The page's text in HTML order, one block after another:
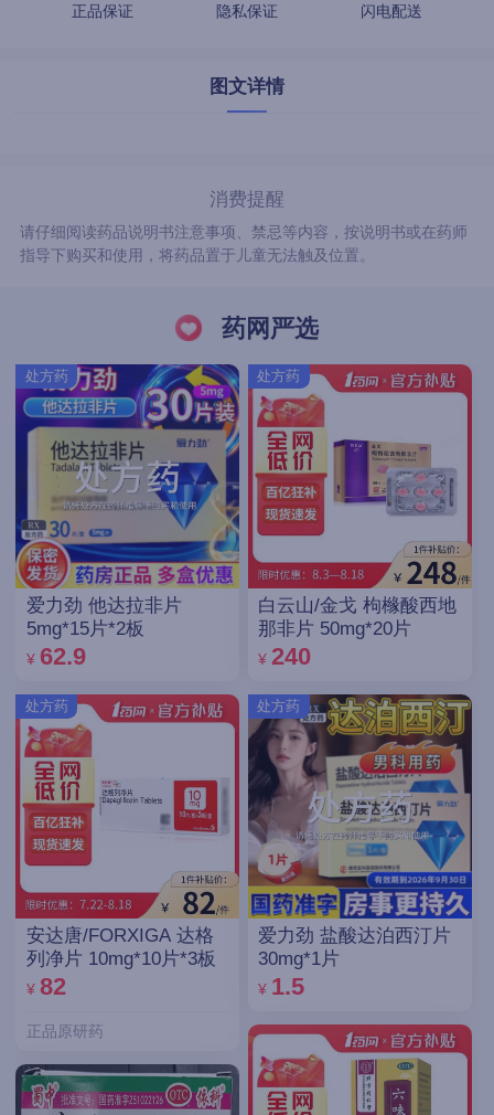
正品保证 隐私保证 闪电配送
图文详情
消费提醒
请仔细阅读药品说明书注意事项、禁忌等内容，按说明书或在药师
指导下购买和使用，将药品置于儿童无法触及位置。
药网严选
处方药
爱力劲 他达拉非片
5mg*15片*2板
¥ 62.9
处方药
安达唐/FORXIGA 达格
列净片 10mg*10片*3板
¥ 82
正品原研药
处方药
白云山/金戈 枸橼酸西地
那非片 50mg*20片
¥ 240
处方药
爱力劲 盐酸达泊西汀片
30mg*1片
¥ 1.5